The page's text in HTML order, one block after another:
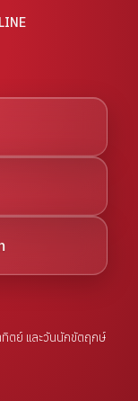
ตย์ และวันนักขัตฤกษ์